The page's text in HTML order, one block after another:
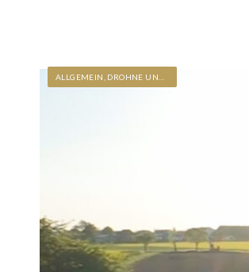
ALLGEMEIN DROHNE UND VIDEO